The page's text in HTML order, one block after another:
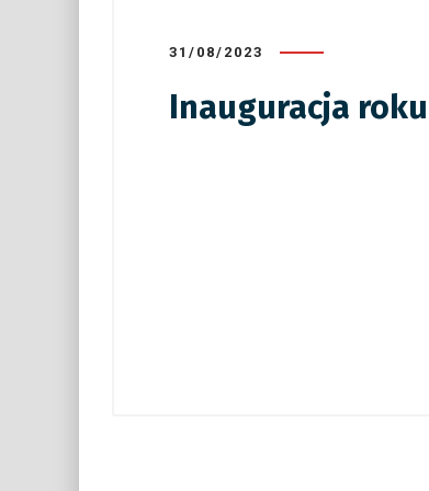
31/08/2023
Inauguracja